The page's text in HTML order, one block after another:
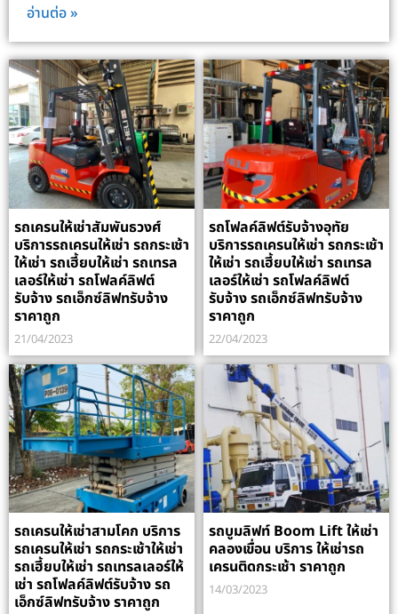
อ่านต่อ »
รถเครนให้เช่าสัมพันธวงศ์
บริการรถเครนให้เช่า รถกระเช้า
ให้เช่า รถเฮี้ยบให้เช่า รถเทรล
เลอร์ให้เช่า รถโฟลค์ลิฟต์
รับจ้าง รถเอ็กซ์ลิฟทรับจ้าง
ราคาถูก
21/04/2023
รถโฟลค์ลิฟต์รับจ้างอุทัย
บริการรถเครนให้เช่า รถกระเช้า
ให้เช่า รถเฮี้ยบให้เช่า รถเทรล
เลอร์ให้เช่า รถโฟลค์ลิฟต์
รับจ้าง รถเอ็กซ์ลิฟทรับจ้าง
ราคาถูก
22/04/2023
รถเครนให้เช่าสามโคก บริการ
รถเครนให้เช่า รถกระเช้าให้เช่า
รถเฮี้ยบให้เช่า รถเทรลเลอร์ให้
เช่า รถโฟลค์ลิฟต์รับจ้าง รถ
เอ็กซ์ลิฟทรับจ้าง ราคาถูก
รถบูมลิฟท์ Boom Lift ให้เช่า
คลองเขื่อน บริการ ให้เช่ารถ
เครนติดกระเช้า ราคาถูก
14/03/2023